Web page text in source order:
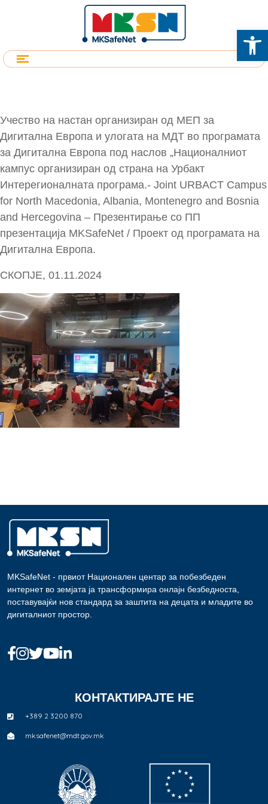
Учество на настан организиран од МЕП за
Дигитална Европа и улогата на МДТ во програмата
за Дигитална Европа под наслов „Националниот
кампус организиран од страна на Урбакт
Интерегионалната програма.- Joint URBACT Campus
for North Macedonia, Albania, Montenegro and Bosnia
and Hercegovina – Презентирање со ПП
презентација MKSafeNet / Проект од програмата на
Дигитална Европа.
СКОПЈЕ, 01.11.2024
MKSafeNet - првиот Национален центар за побезбеден
интернет во земјата ја трансформира онлајн безбедноста,
поставувајќи нов стандард за заштита на децата и младите во
дигиталниот простор.
КОНТАКТИРАЈТЕ НЕ
+389 2 3200 870
mksafenet@mdt.gov.mk